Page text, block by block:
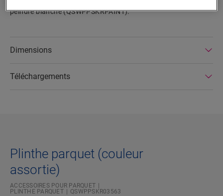
peindre blanche (QSWPPSKRPAINT).
Dimensions
Téléchargements
Plinthe parquet (couleur
assortie)
ACCESSOIRES POUR PARQUET
PLINTHE PARQUET
QSWPPSKR03563